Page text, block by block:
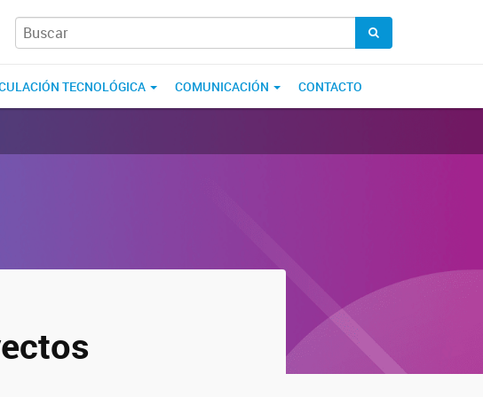
TECNOLÓGICA COMUNICACIÓN CONTACTO